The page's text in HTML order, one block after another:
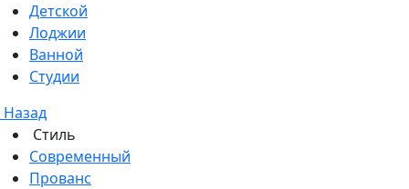
Детской
Лоджии
Ванной
Студии
Назад
Стиль
Современный
Прованс